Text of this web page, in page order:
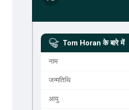
Tom Horan के बारे में
नाम
जन्मतिथि
आयु